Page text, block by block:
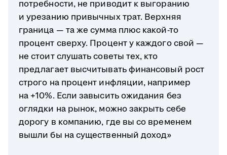
потребности, не приводит к выгоранию
и урезанию привычных трат. Верхняя
граница — та же сумма плюс какой-то
процент сверху. Процент у каждого свой —
не стоит слушать советы тех, кто
предлагает высчитывать финансовый рост
строго на процент инфляции, например
на +10%. Если завысить ожидания без
оглядки на рынок, можно закрыть себе
дорогу в компанию, где вы со временем
вышли бы на существенный доход»